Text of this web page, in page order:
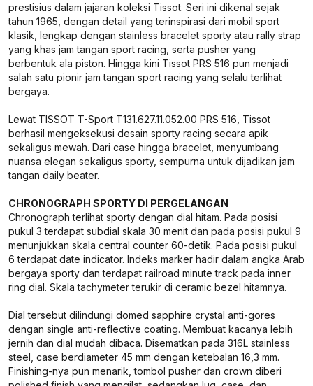
prestisius dalam jajaran koleksi Tissot. Seri ini dikenal sejak
tahun 1965, dengan detail yang terinspirasi dari mobil sport
klasik, lengkap dengan stainless bracelet sporty atau rally strap
yang khas jam tangan sport racing, serta pusher yang
berbentuk ala piston. Hingga kini Tissot PRS 516 pun menjadi
salah satu pionir jam tangan sport racing yang selalu terlihat
bergaya.
Lewat TISSOT T-Sport T131.627.11.052.00 PRS 516, Tissot
berhasil mengeksekusi desain sporty racing secara apik
sekaligus mewah. Dari case hingga bracelet, menyumbang
nuansa elegan sekaligus sporty, sempurna untuk dijadikan jam
tangan daily beater.
CHRONOGRAPH SPORTY DI PERGELANGAN
Chronograph terlihat sporty dengan dial hitam. Pada posisi
pukul 3 terdapat subdial skala 30 menit dan pada posisi pukul 9
menunjukkan skala central counter 60-detik. Pada posisi pukul
6 terdapat date indicator. Indeks marker hadir dalam angka Arab
bergaya sporty dan terdapat railroad minute track pada inner
ring dial. Skala tachymeter terukir di ceramic bezel hitamnya.
Dial tersebut dilindungi domed sapphire crystal anti-gores
dengan single anti-reflective coating. Membuat kacanya lebih
jernih dan dial mudah dibaca. Disematkan pada 316L stainless
steel, case berdiameter 45 mm dengan ketebalan 16,3 mm.
Finishing-nya pun menarik, tombol pusher dan crown diberi